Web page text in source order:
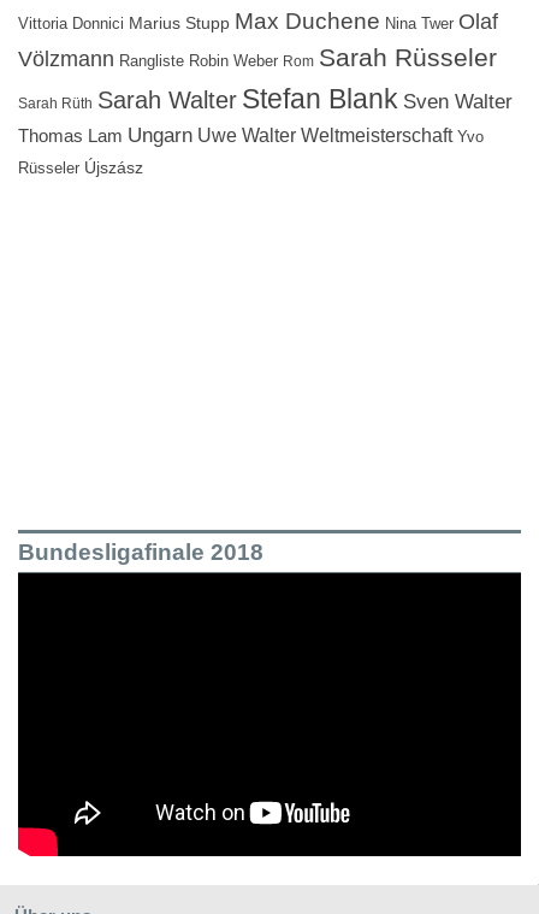
Vittoria Donnici Marius Stupp Max Duchene Nina Twer Olaf
Völzmann Rangliste Robin Weber Rom Sarah Rüsseler
Sarah Rüth Sarah Walter Stefan Blank Sven Walter
Thomas Lam Ungarn Uwe Walter Weltmeisterschaft Yvo
Rüsseler Újszász
Bundesligafinale 2018